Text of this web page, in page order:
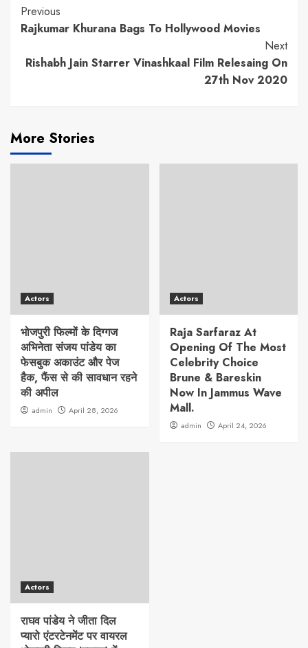
Continue
Reading
Previous
Rajkumar Khurana Bags To Hollywood Movies
Next
Rishabh Jain Starrer Vinashkaal Film Relesaing On
27th Nov 2020
More Stories
Actors
भोजपुरी फिल्मों के दिग्गज
अभिनेता संजय पांडेय का
फेसबुक अकाउंट और पेज
हैक, फैंस से की सावधान रहने
की अपील
admin April 28, 2026
Actors
Raja Sarfaraz At
Opening Of The Most
Celebrity Choice
Brune & Bareskin
Now In Jammus Wave
Mall.
admin April 24, 2026
Actors
राघव पांडेय ने जीता दिल
प्यारो एंटरटेनमेंट पर वायरल